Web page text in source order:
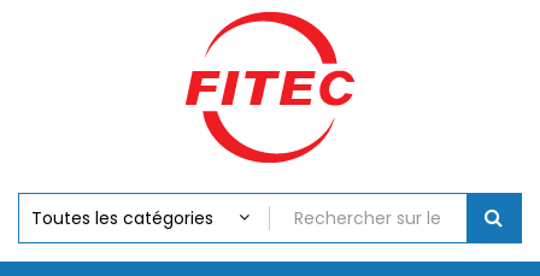
Chargeurs
Accus
Perceuse,
Visseuse